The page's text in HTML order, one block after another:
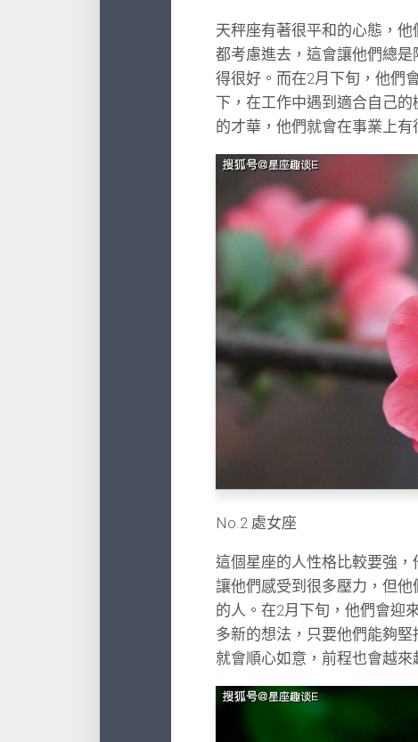
天秤座有著很平和的心態，
都考慮進去，這會讓他們總
得很好。而在2月下旬，他們
下，在工作中遇到適合自己
的才華，他們就會在事業上
No.2 處女座
這個星座的人性格比較要強
讓他們感受到很多壓力，但
的人。在2月下旬，他們會迎
多新的想法，只要他們能夠
就會順心如意，前程也會越來